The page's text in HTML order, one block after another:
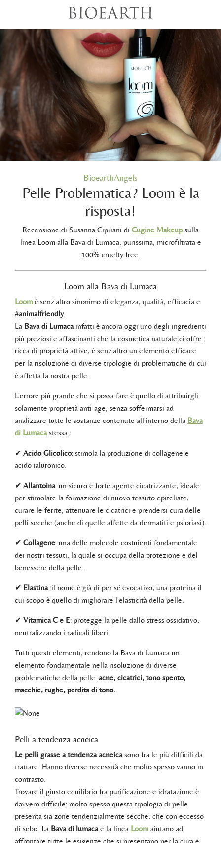
BioearthAngels
Pelle Problematica? Loom è la
risposta!
Recensione di Susanna Cipriani di Cugine Makeupsulla
linea Loom alla Bava di Lumaca, purissima, microfiltrata e
100% cruelty free.
Loom alla Bava di Lumaca
Loom è senz'altro sinonimo di eleganza, qualità, efficacia e
#animalfriendly.
La Bava di Lumaca infatti è ancora oggi uno degli ingredienti
più preziosi e affascinanti che la cosmetica naturale ci offre:
ricca di proprietà attive, è senz'altro un elemento efficace
per la risoluzione di diverse tipologie di problematiche di cui
è affetta la nostra pelle.
L'errore più grande che si possa fare è quello di attribuirgli
solamente proprietà anti-age, senza soffermarsi ad
analizzare tutte le sostanze contenute all'interno della Bava
di Lumaca stessa:
✔ Acido Glicolico: stimola la produzione di collagene e
acido ialuronico.
✔ Allantoina: un sicuro e forte agente cicatrizzante, ideale
per stimolare la formazione di nuovo tessuto epiteliate,
curare le ferite, attenuare le cicatrici e prendersi cura delle
pelli secche (anche di quelle affette da dermatiti e psioriasi).
✔ Collagene: una delle molecole costuienti fondamentale
dei nostri tessuti, la quale si occupa della protezione e del
benessere della pelle.
✔ Elastina: il nome è già di per sé evocativo, una proteina il
cui scopo è quello di migliorare l'elasticità della pelle.
✔ Vitamica C e E: protegge la pelle dallo stress ossidativo,
neutralizzando i radicali liberi.
Tutti questi elementi, rendono la Bava di Lumaca un
elemento fondamentale nella risoluzione di diverse
problematiche della pelle: acne, cicatrici, tono spento,
macchie, rughe, perdita di tono.
Pelli a tendenza acneica
Le pelli grasse a tendenza acneicasono fra le più difficili da
trattare. Hanno diverse necessità che molto spesso vanno in
contrasto.
Trovare il giusto equilibrio fra purificazione e idratazione è
davvero difficile: molto spesso questa tipologia di pelle
presenta sia zone tendenzialmente secche, che con eccesso
di sebo. La Bava di lumacae la linea Loom aiutano ad
affrontare tutte le esigenze che si presentano per la cura e